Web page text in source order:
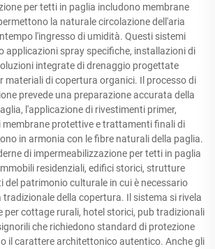
per tetti in paglia includono membrane
la naturale circolazione dell'aria
l'ingresso di umidità. Questi sistemi
applicazioni spray specifiche, installazioni di
integrate di drenaggio progettate
materiali di copertura organici. Il processo di
prevede una preparazione accurata della
l'applicazione di rivestimenti primer,
membrane protettive e trattamenti finali di
in armonia con le fibre naturali della paglia.
di impermeabilizzazione per tetti in paglia
residenziali, edifici storici, strutture
del patrimonio culturale in cui è necessario
tradizionale della copertura. Il sistema si rivela
per cottage rurali, hotel storici, pub tradizionali
che richiedono standard di protezione
il carattere architettonico autentico. Anche gli